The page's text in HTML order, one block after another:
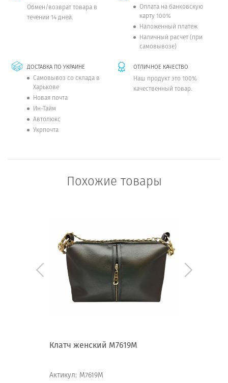
Обмен/возврат товара в
течении 14 дней.
Оплата на банковскую
карту 100%
Наложенный платеж
Наличный расчет (при
самовывозе)
ДОСТАВКА ПО УКРАИНЕ
Самовывоз со склада в
Харькове
Новая почта
Ин-Тайм
Автолюкс
Укрпочта
ОТЛИЧНОЕ КАЧЕСТВО
Наш продукт это 100%
качественный товар.
Похожие товары
Клатч женский М7619М
Актикул: М7619М